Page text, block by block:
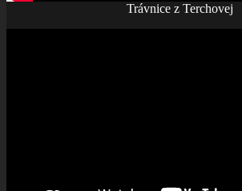
Trávnice z Terchovej